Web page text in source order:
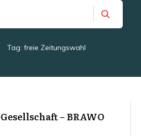
Tag: freie Zeitungswahl
– BRAWO